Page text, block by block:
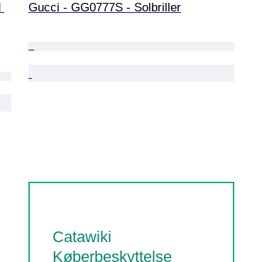
Gucci - GG0777S - Solbriller
Catawiki
Køberbeskyttelse